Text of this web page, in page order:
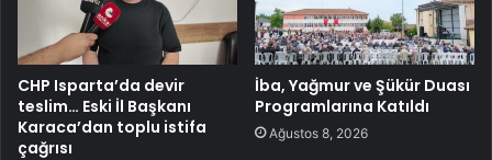
CHP Isparta’da devir
teslim… Eski İl Başkanı
Karaca’dan toplu istifa
çağrısı
İba, Yağmur ve Şükür Duası
Programlarına Katıldı
Ağustos 8, 2026